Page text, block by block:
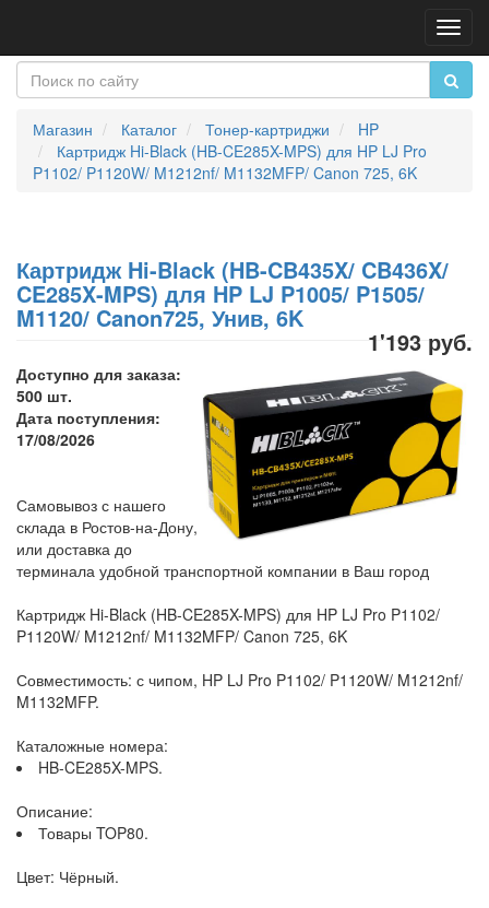
Магазин Каталог Тонер-картриджи
HP
Картридж Hi-Black (HB-CE285X-MPS) для HP LJ Pro
P1102/ P1120W/ M1212nf/ M1132MFP/ Canon 725, 6K
Картридж Hi-Black (HB-CB435X/ CB436X/
CE285X-MPS) для HP LJ P1005/ P1505/
M1120/ Canon725, Унив, 6K
1'193 руб.
Доступно для заказа:
500 шт.
Дата поступления:
17/08/2026
Самовывоз с нашего
склада в Ростов-на-Дону,
или доставка до
терминала удобной транспортной компании в Ваш город
Картридж Hi-Black (HB-CE285X-MPS) для HP LJ Pro P1102/
P1120W/ M1212nf/ M1132MFP/ Canon 725, 6K
Совместимость: с чипом, HP LJ Pro P1102/ P1120W/ M1212nf/
M1132MFP.
Каталожные номера:
HB-CE285X-MPS.
Описание:
Товары TOP80.
Цвет: Чёрный.